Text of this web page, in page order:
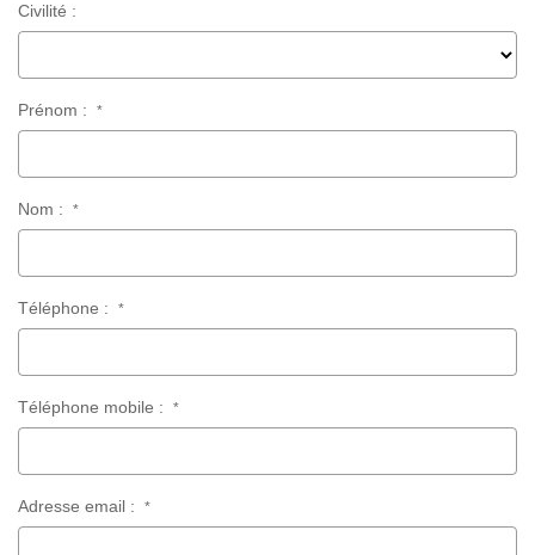
Civilité :
Prénom : *
Nom : *
Téléphone : *
Téléphone mobile : *
Adresse email : *